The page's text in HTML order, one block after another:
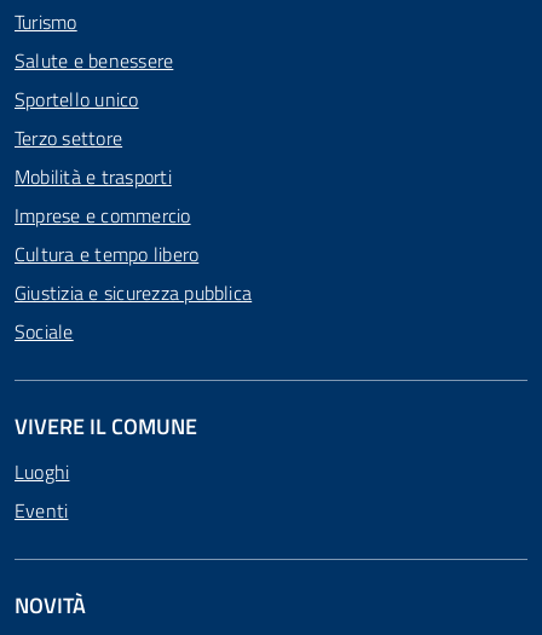
Turismo
Salute e benessere
Sportello unico
Terzo settore
Mobilità e trasporti
Imprese e commercio
Cultura e tempo libero
Giustizia e sicurezza pubblica
Sociale
VIVERE IL COMUNE
Luoghi
Eventi
NOVITÀ